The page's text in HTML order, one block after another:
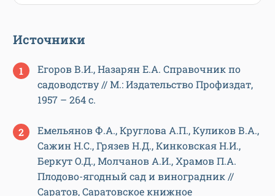
Источники
Егоров В.И., Назарян Е.А. Справочник по
садоводству // М.: Издательство Профиздат,
1957 – 264 с.
Емельянов Ф.А., Круглова А.П., Куликов В.А.,
Сажин Н.С., Грязев Н.Д., Кинковская Н.И.,
Беркут О.Д., Молчанов А.И., Храмов П.А.
Плодово-ягодный сад и виноградник //
Саратов, Саратовское книжное